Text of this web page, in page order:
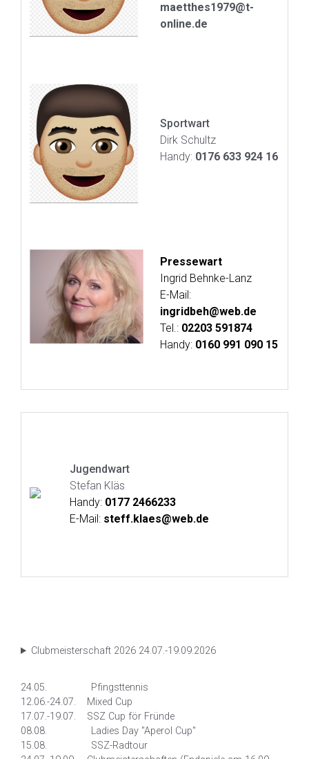
maetthes1979@t-
online.de
Sportwart
Dirk Schultz
Handy: 0176 633 924 16
Pressewart
Ingrid Behnke-Lanz
E-Mail:
ingridbeh@web.de
Tel.: 02203 591874
Handy: 0160 991 090 15
Jugendwart
Stefan Kläs
Handy: 0177 2466233
E-Mail: steff.klaes@web.de
Clubmeisterschaft 2026 24.07.-19.09.2026
24.05. Pfingsttennis
12.06.-24.07. Mixed Cup
17.07.-19.07. SSZ Cup för Fründe
08.08. Ladies Day "Aperol Cup"
15.08. SSZ-Radtour